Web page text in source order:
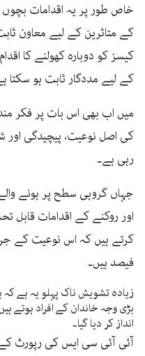
خاص طور پر یہ اقدامات
کے متاثرین کے لیے معاون
کیسز کو دوبارہ کھولنے کا
کے لیے مددگار ثابت ہو سکتا
میں اب بھی اس بات پر فکر
کی اصل نوعیت، پیچیدگی اور
رہی ہے۔
جہاں گروہی سطح پر ہونے
اور روکنے کے اقدامات قابل
کرتے ہیں کہ اس نوعیت کے
فیصد ہیں۔
زیادہ تشویش ناک پہلو یہ ہے
بڑی وجہ خاندان کے افراد ہوتے
انداز کر دیا گیا۔
آئی آئی سی ایس کی رپورٹ